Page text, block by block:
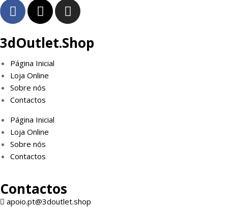
3dOutlet.Shop
Página Inicial
Loja Online
Sobre nós
Contactos
Página Inicial
Loja Online
Sobre nós
Contactos
Contactos
apoio.pt@3doutlet.shop